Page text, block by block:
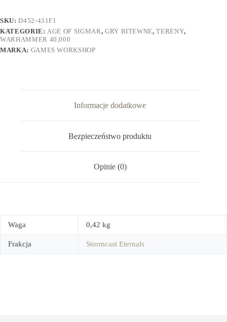
SKU:D452-431F1
KATEGORIE:AGE OF SIGMAR, GRY BITEWNE,TERENY,
WARHAMMER 40,000
MARKA: GAMES WORKSHOP
Informacje dodatkowe
Bezpieczeństwo produktu
Opinie (0)
Waga 0,42 kg
Frakcja Stormcast Eternals